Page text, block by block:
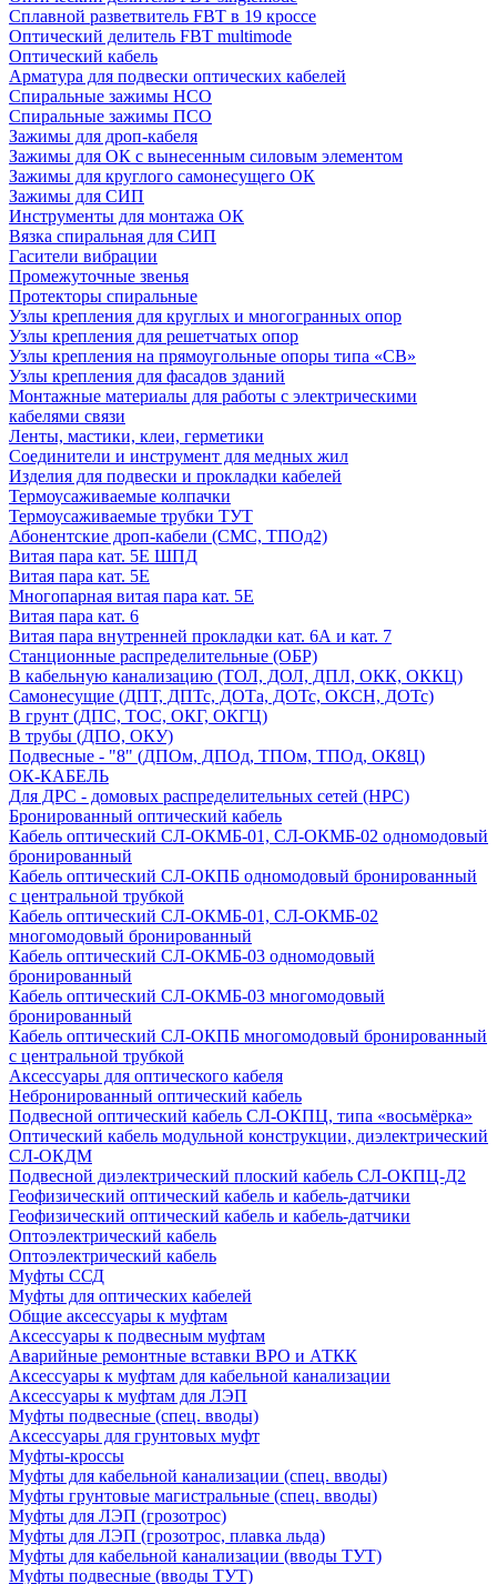
Сплавной разветвитель FBT в 19 кроссе
Оптический делитель FBT multimode
Оптический кабель
Арматура для подвески оптических кабелей
Спиральные зажимы НСО
Спиральные зажимы ПСО
Зажимы для дроп-кабеля
Зажимы для ОК с вынесенным силовым элементом
Зажимы для круглого самонесущего ОК
Зажимы для СИП
Инструменты для монтажа ОК
Вязка спиральная для СИП
Гасители вибрации
Промежуточные звенья
Протекторы спиральные
Узлы крепления для круглых и многогранных опор
Узлы крепления для решетчатых опор
Узлы крепления на прямоугольные опоры типа «СВ»
Узлы крепления для фасадов зданий
Монтажные материалы для работы с электрическими
кабелями связи
Ленты, мастики, клеи, герметики
Соединители и инструмент для медных жил
Изделия для подвески и прокладки кабелей
Термоусаживаемые колпачки
Термоусаживаемые трубки ТУТ
Абонентские дроп-кабели (СМС, ТПОд2)
Витая пара кат. 5Е ШПД
Витая пара кат. 5Е
Многопарная витая пара кат. 5E
Витая пара кат. 6
Витая пара внутренней прокладки кат. 6А и кат. 7
Станционные распределительные (ОБР)
В кабельную канализацию (ТОЛ, ДОЛ, ДПЛ, ОКК, ОККЦ)
Самонесущие (ДПТ, ДПТс, ДОТа, ДОТс, ОКСН, ДОТс)
В грунт (ДПС, ТОС, ОКГ, ОКГЦ)
В трубы (ДПО, ОКУ)
Подвесные - "8" (ДПОм, ДПОд, ТПОм, ТПОд, ОК8Ц)
ОК-КАБЕЛЬ
Для ДРС - домовых распределительных сетей (НРС)
Бронированный оптический кабель
Кабель оптический СЛ-ОКМБ-01, СЛ-ОКМБ-02 одномодовый
бронированный
Кабель оптический СЛ-ОКПБ одномодовый бронированный
с центральной трубкой
Кабель оптический СЛ-ОКМБ-01, СЛ-ОКМБ-02
многомодовый бронированный
Кабель оптический СЛ-ОКМБ-03 одномодовый
бронированный
Кабель оптический СЛ-ОКМБ-03 многомодовый
бронированный
Кабель оптический СЛ-ОКПБ многомодовый бронированный
с центральной трубкой
Аксессуары для оптического кабеля
Небронированный оптический кабель
Подвесной оптический кабель СЛ-ОКПЦ, типа «восьмёрка»
Оптический кабель модульной конструкции, диэлектрический
СЛ-ОКДМ
Подвесной диэлектрический плоский кабель СЛ-ОКПЦ-Д2
Геофизический оптический кабель и кабель-датчики
Геофизический оптический кабель и кабель-датчики
Оптоэлектрический кабель
Оптоэлектрический кабель
Муфты ССД
Муфты для оптических кабелей
Общие аксессуары к муфтам
Аксессуары к подвесным муфтам
Аварийные ремонтные вставки ВРО и АТКК
Аксессуары к муфтам для кабельной канализации
Аксессуары к муфтам для ЛЭП
Муфты подвесные (спец. вводы)
Аксессуары для грунтовых муфт
Муфты-кроссы
Муфты для кабельной канализации (спец. вводы)
Муфты грунтовые магистральные (спец. вводы)
Муфты для ЛЭП (грозотрос)
Муфты для ЛЭП (грозотрос, плавка льда)
Муфты для кабельной канализации (вводы ТУТ)
Муфты подвесные (вводы ТУТ)